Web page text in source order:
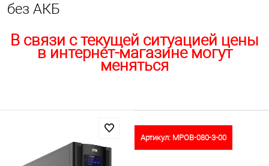
без АКБ
В связи с текущей ситуацией цены
в интернет-магазине могут
меняться
Артикул: MPOB-080-3-00